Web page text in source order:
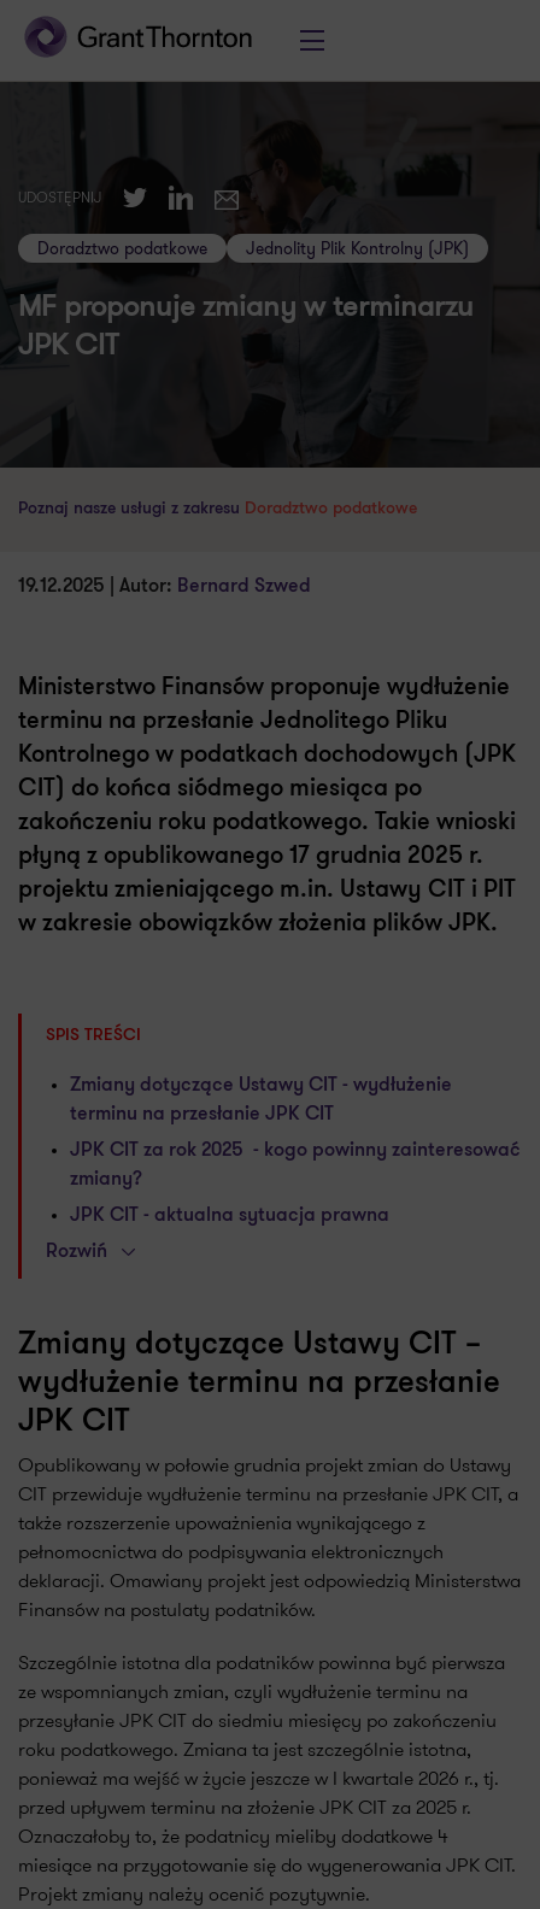
UDOSTĘPNIJ TwitterLinkedIn
E-mail
Doradztwo podatkowe Jednolity Plik Kontrolny (JPK)
MF proponuje zmiany w terminarzu
JPK CIT
Poznaj nasze usługi z zakresu Doradztwo podatkowe
19.12.2025 | Autor: Bernard Szwed
Ministerstwo Finansów proponuje wydłużenie
terminu na przesłanie Jednolitego Pliku
Kontrolnego w podatkach dochodowych (JPK
CIT) do końca siódmego miesiąca po
zakończeniu roku podatkowego. Takie wnioski
płyną z opublikowanego 17 grudnia 2025 r.
projektu zmieniającego m.in. Ustawy CIT i PIT
w zakresie obowiązków złożenia plików JPK.
SPIS TREŚCI
Zmiany dotyczące Ustawy CIT - wydłużenie
terminu na przesłanie JPK CIT
JPK CIT za rok 2025 - kogo powinny zainteresować
zmiany?
JPK CIT - aktualna sytuacja prawna
Rozwiń
Zmiany dotyczące Ustawy CIT –
wydłużenie terminu na przesłanie
JPK CIT
Opublikowany w połowie grudnia projekt zmian do Ustawy
CIT przewiduje wydłużenie terminu na przesłanie JPK CIT, a
także rozszerzenie upoważnienia wynikającego z
pełnomocnictwa do podpisywania elektronicznych
deklaracji. Omawiany projekt jest odpowiedzią Ministerstwa
Finansów na postulaty podatników.
Szczególnie istotna dla podatników powinna być pierwsza
ze wspomnianych zmian, czyli wydłużenie terminu na
przesyłanie JPK CIT do siedmiu miesięcy po zakończeniu
roku podatkowego. Zmiana ta jest szczególnie istotna,
ponieważ ma wejść w życie jeszcze w I kwartale 2026 r., tj.
przed upływem terminu na złożenie JPK CIT za 2025 r.
Oznaczałoby to, że podatnicy mieliby dodatkowe 4
miesiące na przygotowanie się do wygenerowania JPK CIT.
Projekt zmiany należy ocenić pozytywnie.